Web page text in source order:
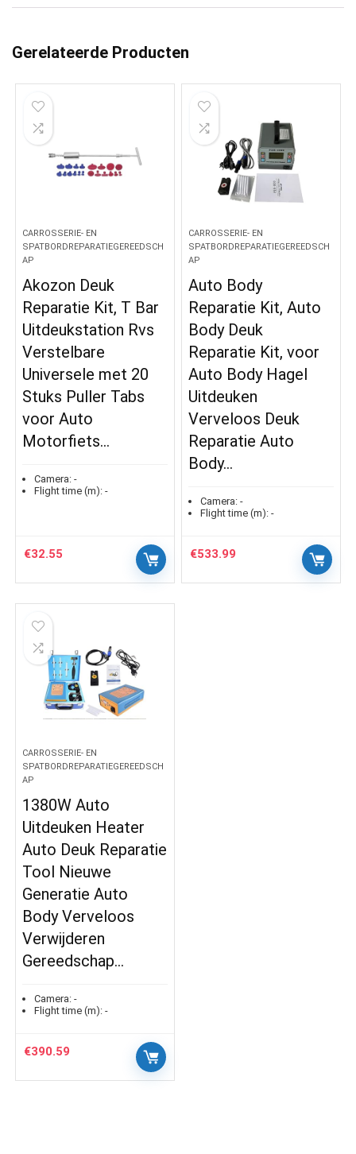
Gerelateerde Producten
CARROSSERIE- EN
SPATBORDREPARATIEGEREEDSCH
AP
Akozon Deuk
Reparatie Kit, T Bar
Uitdeukstation Rvs
Verstelbare
Universele met 20
Stuks Puller Tabs
voor Auto
Motorfiets…
Camera: -
Flight time (m): -
€32.55
CARROSSERIE- EN
SPATBORDREPARATIEGEREEDSCH
AP
Auto Body
Reparatie Kit, Auto
Body Deuk
Reparatie Kit, voor
Auto Body Hagel
Uitdeuken
Verveloos Deuk
Reparatie Auto
Body…
Camera: -
Flight time (m): -
€533.99
CARROSSERIE- EN
SPATBORDREPARATIEGEREEDSCH
AP
1380W Auto
Uitdeuken Heater
Auto Deuk Reparatie
Tool Nieuwe
Generatie Auto
Body Verveloos
Verwijderen
Gereedschap…
Camera: -
Flight time (m): -
€390.59